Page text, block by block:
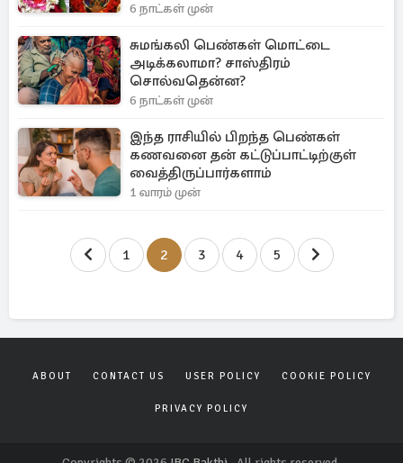
6 நாட்கள் முன்
சுமங்கலி பெண்கள் மொட்டை
அடிக்கலாமா? சாஸ்திரம்
சொல்வதென்ன?
6 நாட்கள் முன்
இந்த ராசியில் பிறந்த பெண்கள்
கணவனை தன் கட்டுப்பாட்டிற்குள்
வைத்திருப்பார்களாம்
1 வாரம் முன்
1 2 3 4 5
ABOUT CONTACT US USER POLICY COOKIE POLICY
PRIVACY POLICY